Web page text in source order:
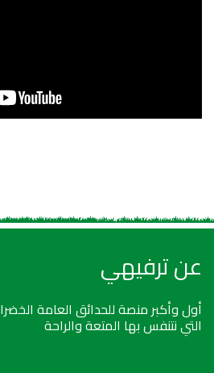
عن ترفيهي
أول وأكبر منصة للحدائق العامة
التي نتنفس بها المتعة والراحة